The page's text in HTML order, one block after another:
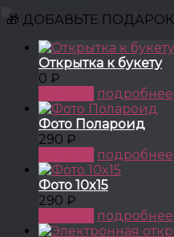
🎁 ДОБАВЬТЕ
Открытка к букету
0 ₽
подробнее
Фото Полароид
290 ₽
подробнее
Фото 10x15
290 ₽
подробнее